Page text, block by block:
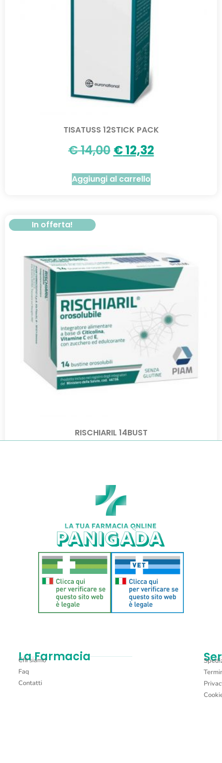
TISATUSS 12STICK PACK
€14,00 €12,32
Aggiungi al carrello
In offerta!
RISCHIARIL 14BUST
La Farmacia
Chi siamo
Faq
Contatti